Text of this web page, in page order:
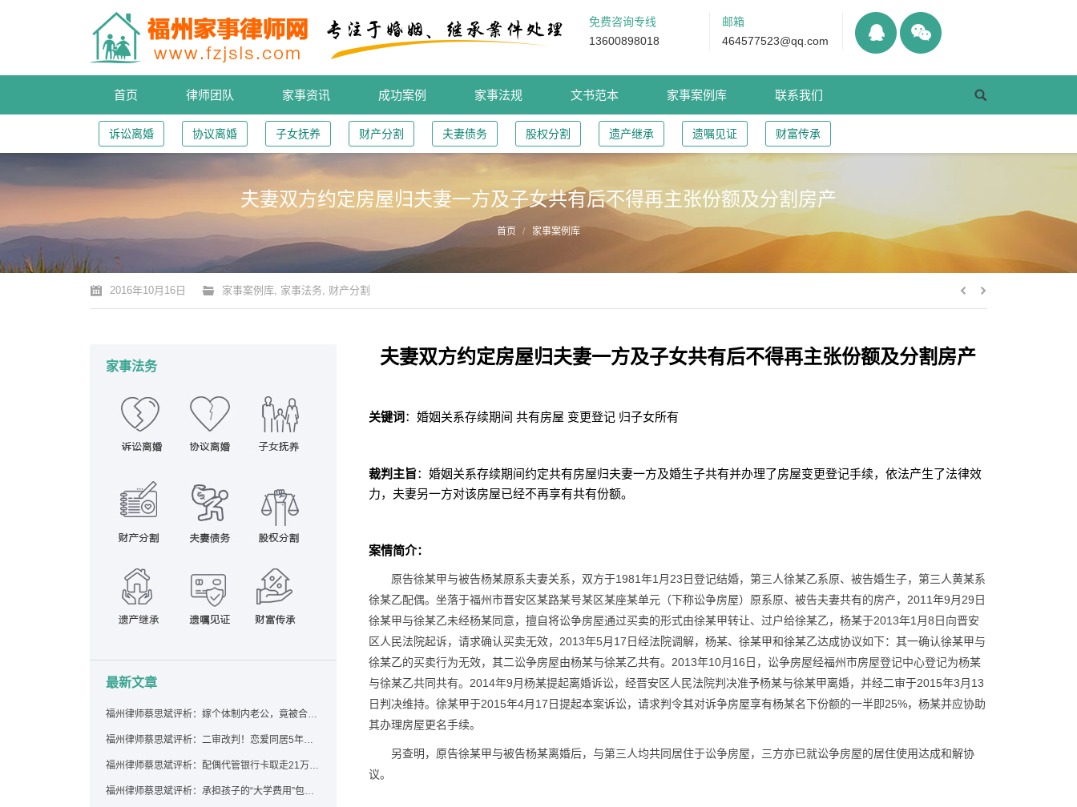
免费咨询专线
13600898018
邮箱
464577523@qq.com
首页 律师团队 家事资讯 成功案例 家事法规 文书范本 家事案例库 联系我们
诉讼离婚 协议离婚 子女抚养 财产分割 夫妻债务 股权分割 遗产继承 遗嘱见证 财富传承
夫妻双方约定房屋归夫妻一方及子女共有后不得再主张份额及分割房产
首页 家事案例库
2016年10月16日 家事案例库, 家事法务, 财产分割
夫妻双方约定房屋归夫妻一方及子女共有后不得再主张份额及分割房产
关键词 ：婚姻关系存续期间 共有房屋 变更登记 归子女所有
裁判主旨：婚姻关系存续期间约定共有房屋归夫妻一方及婚生子共有并办理了房屋变更登记手续，依法产生了法律效
力，夫妻另一方对该房屋已经不再享有共有份额。
案情简介：
原告徐某甲与被告杨某原系夫妻关系，双方于1981年1月23日登记结婚，第三人徐某乙系原、被告婚生子，第三人黄某系
徐某乙配偶。坐落于福州市晋安区某路某号某区某座某单元（下称讼争房屋）原系原、被告夫妻共有的房产，2011年9月29日
徐某甲与徐某乙未经杨某同意，擅自将讼争房屋通过买卖的形式由徐某甲转让、过户给徐某乙，杨某于2013年1月8日向晋安
区人民法院起诉，请求确认买卖无效，2013年5月17日经法院调解，杨某、徐某甲和徐某乙达成协议如下：其一确认徐某甲与
徐某乙的买卖行为无效，其二讼争房屋由杨某与徐某乙共有。2013年10月16日，讼争房屋经福州市房屋登记中心登记为杨某
与徐某乙共同共有。2014年9月杨某提起离婚诉讼，经晋安区人民法院判决准予杨某与徐某甲离婚，并经二审于2015年3月13
日判决维持。徐某甲于2015年4月17日提起本案诉讼，请求判令其对诉争房屋享有杨某名下份额的一半即25%，杨某并应协助
其办理房屋更名手续。
另查明，原告徐某甲与被告杨某离婚后，与第三人均共同居住于讼争房屋，三方亦已就讼争房屋的居住使用达成和解协
议。
家事法务
最新文章
福州律师蔡思斌评析：嫁个体制内老公，竟被合伙设局背上近百万债务，婚前不查征信真要命！
福州律师蔡思斌评析：二审改判！恋爱同居5年为女友买车，分手后能要回吗？
福州律师蔡思斌评析：配偶代管银行卡取走21万，离婚后这笔钱还要得回来吗？
福州律师蔡思斌评析：承担孩子的“大学费用”包括高额留学费用吗？